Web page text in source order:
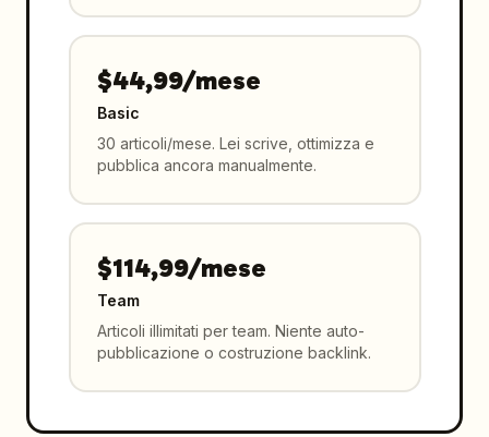
$44,99/mese
Basic
30 articoli/mese. Lei scrive, ottimizza e
pubblica ancora manualmente.
$114,99/mese
Team
Articoli illimitati per team. Niente auto-
pubblicazione o costruzione backlink.